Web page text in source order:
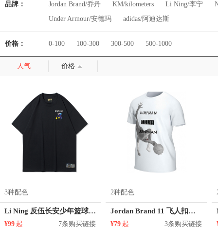
品牌： Jordan Brand/乔丹 KM/kilometers Li Ning/李宁
Under Armour/安德玛
adidas/阿迪达斯
价格： 0-100 100-300 300-500 500-1000
人气 价格
3种配色
Li Ning 反伍长安少年篮球系列印花圆领短袖T恤 AHSQ907
¥99 起 7条购买链接
2种配色
Jordan Brand 11 飞人扣篮剪影运动短袖T恤 AT8926
¥79 起 3条购买链接